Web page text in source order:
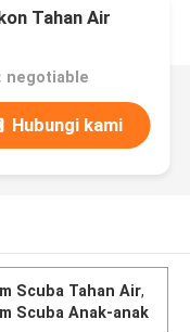
Tahan Air
negotiable
Hubungi kami
Scuba Tahan Air,
Scuba Anak-anak